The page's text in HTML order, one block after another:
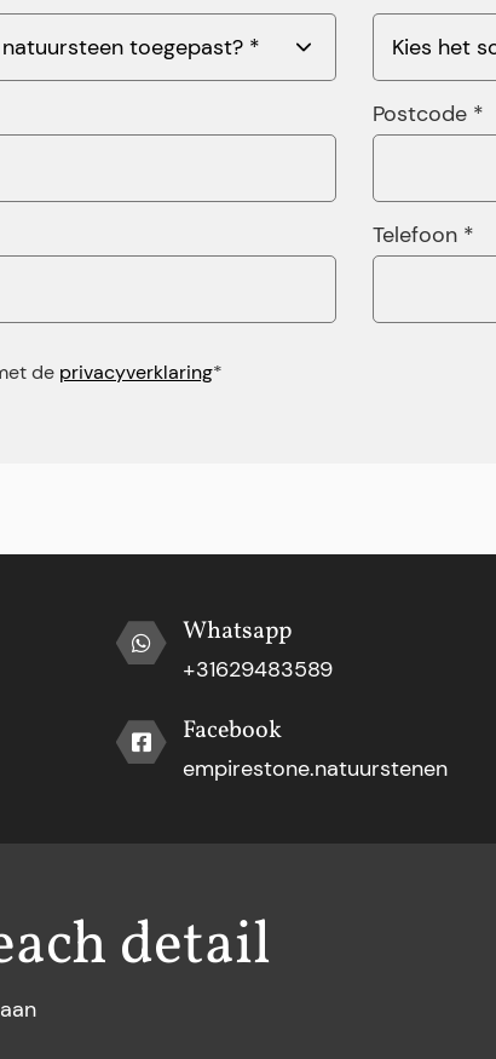
Postcode *
Telefoon *
de privacyverklaring*
Whatsapp
+31629483589
Facebook
empirestone.natuurstenen
detail